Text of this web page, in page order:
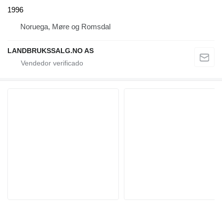
1996
Noruega, Møre og Romsdal
LANDBRUKSSALG.NO AS